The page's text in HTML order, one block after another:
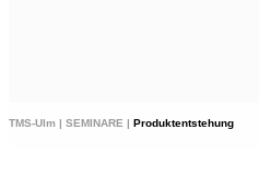
TMS-Ulm | SEMINARE | Produktentstehung